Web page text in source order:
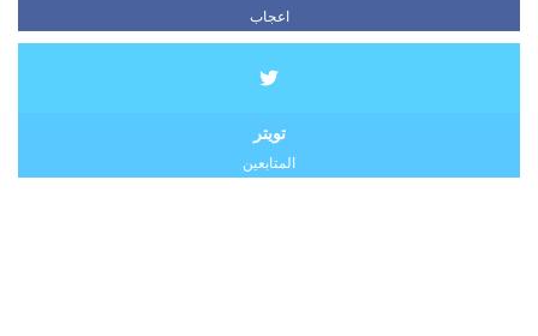
اعجاب
تويتر
المتابعين